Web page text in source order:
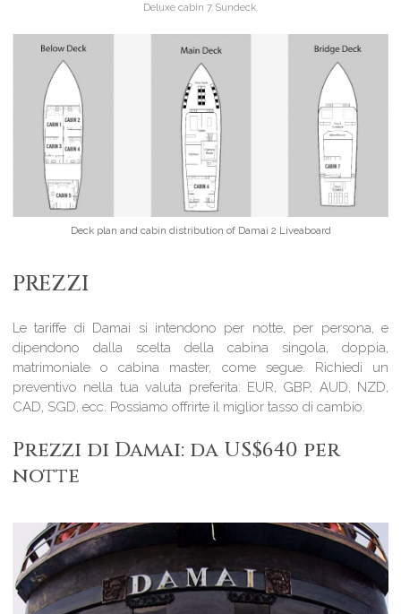
Deluxe cabin 7. Sundeck.
Deck plan and cabin distribution of Damai 2 Liveaboard
PREZZI
Le tariffe di Damai si intendono per notte, per persona, e
dipendono dalla scelta della cabina singola, doppia,
matrimoniale o cabina master, come segue. Richiedi un
preventivo nella tua valuta preferita: EUR, GBP, AUD, NZD,
CAD, SGD, ecc. Possiamo offrirte il miglior tasso di cambio.
Prezzi di Damai: da US$640 per
notte